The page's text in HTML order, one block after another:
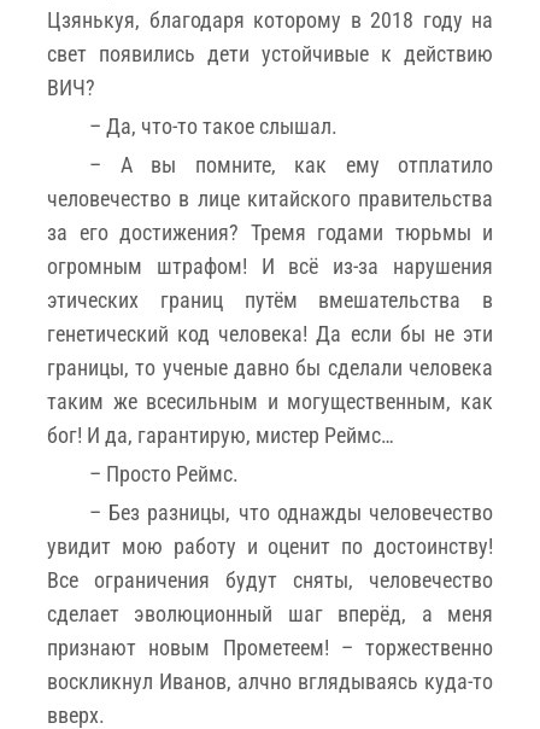
Цзянькуя, благодаря которому в 2018 году на
свет появились дети устойчивые к действию
ВИЧ?
– Да, что-то такое слышал.
– А вы помните, как ему отплатило
человечество в лице китайского правительства
за его достижения? Тремя годами тюрьмы и
огромным штрафом! И всё из-за нарушения
этических границ путём вмешательства в
генетический код человека! Да если бы не эти
границы, то ученые давно бы сделали человека
таким же всесильным и могущественным, как
бог! И да, гарантирую, мистер Реймс…
– Просто Реймс.
– Без разницы, что однажды человечество
увидит мою работу и оценит по достоинству!
Все ограничения будут сняты, человечество
сделает эволюционный шаг вперёд, а меня
признают новым Прометеем! – торжественно
воскликнул Иванов, алчно вглядываясь куда-то
вверх.